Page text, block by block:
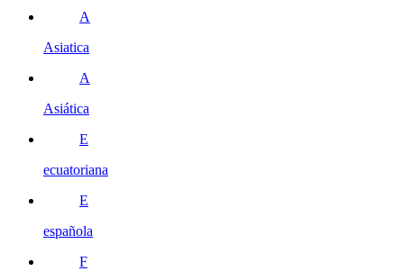
A
Asiatica
A
Asiática
E
ecuatoriana
E
española
F